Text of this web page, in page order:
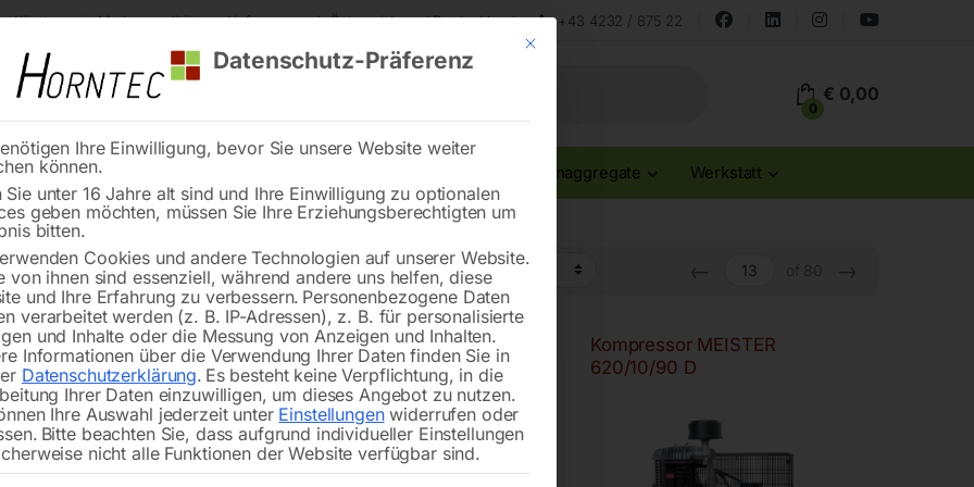
Kärnten Markenqualität Lieferung nach Österreich und Deutschland +43 4232 / 875 22
0
€ 0,00
Reinigung Stromaggregate Werkstatt
← of 80 →
MEISTER
50 D
Kompressor MEISTER
520/10/90 D
Kompressor MEISTER
620/10/90 D
Mit diesem Button wird der Dialog geschlossen. Seine Funktionalität ist
Datenschutz-Präferenz
Ihre Einwilligung, bevor Sie unsere Website weiter
können.
Sie unter 16 Jahre alt sind und Ihre Einwilligung zu optionalen
geben möchten, müssen Sie Ihre Erziehungsberechtigten um
bitten.
Cookies und andere Technologien auf unserer Website.
von ihnen sind essenziell, während andere uns helfen, diese
und Ihre Erfahrung zu verbessern. Personenbezogene Daten
verarbeitet werden (z. B. IP-Adressen), z. B. für personalisierte
und Inhalte oder die Messung von Anzeigen und Inhalten.
Informationen über die Verwendung Ihrer Daten finden Sie in
Datenschutzerklärung. Es besteht keine Verpflichtung, in die
Ihrer Daten einzuwilligen, um dieses Angebot zu nutzen.
Ihre Auswahl jederzeit unter Einstellungenwiderrufen oder
Bitte beachten Sie, dass aufgrund individueller Einstellungen
nicht alle Funktionen der Website verfügbar sind.